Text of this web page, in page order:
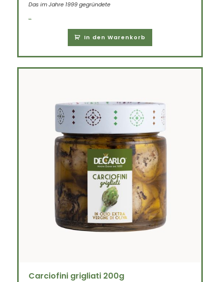
Das im Jahre 1999 gegründete
...
In den Warenkorb
Carciofini grigliati 200g